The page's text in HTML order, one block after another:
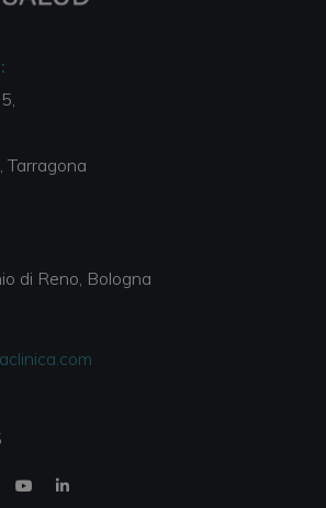
di Reno, Bologna